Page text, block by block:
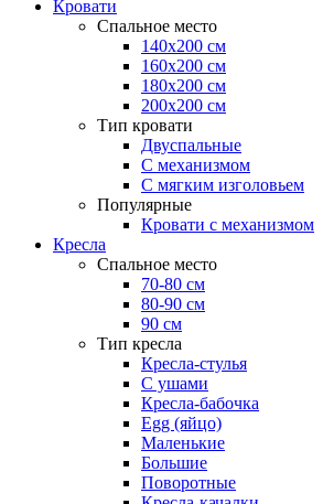
Кровати
Спальное место
140х200 см
160х200 см
180х200 см
200х200 см
Тип кровати
Двуспальные
С механизмом
С мягким изголовьем
Популярные
Кровати с механизмом
Кресла
Спальное место
70-80 см
80-90 см
90 см
Тип кресла
Кресла-стулья
С ушами
Кресла-бабочка
Egg (яйцо)
Маленькие
Большие
Поворотные